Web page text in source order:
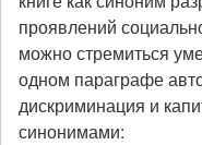
проявлений
можно стремиться
одном параграфе
дискриминация и
синонимами: